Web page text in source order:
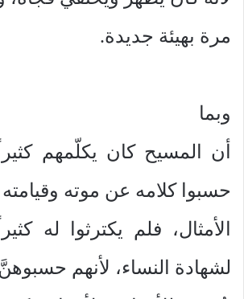
مرة بهيئة جديدة.
وبما
أن المسيح كان يكلّمهم
حسبوا كلامه عن موته
الأمثال، فلم يكترثوا له
لشهادة النساء، لأنهم حسبوهنَّ